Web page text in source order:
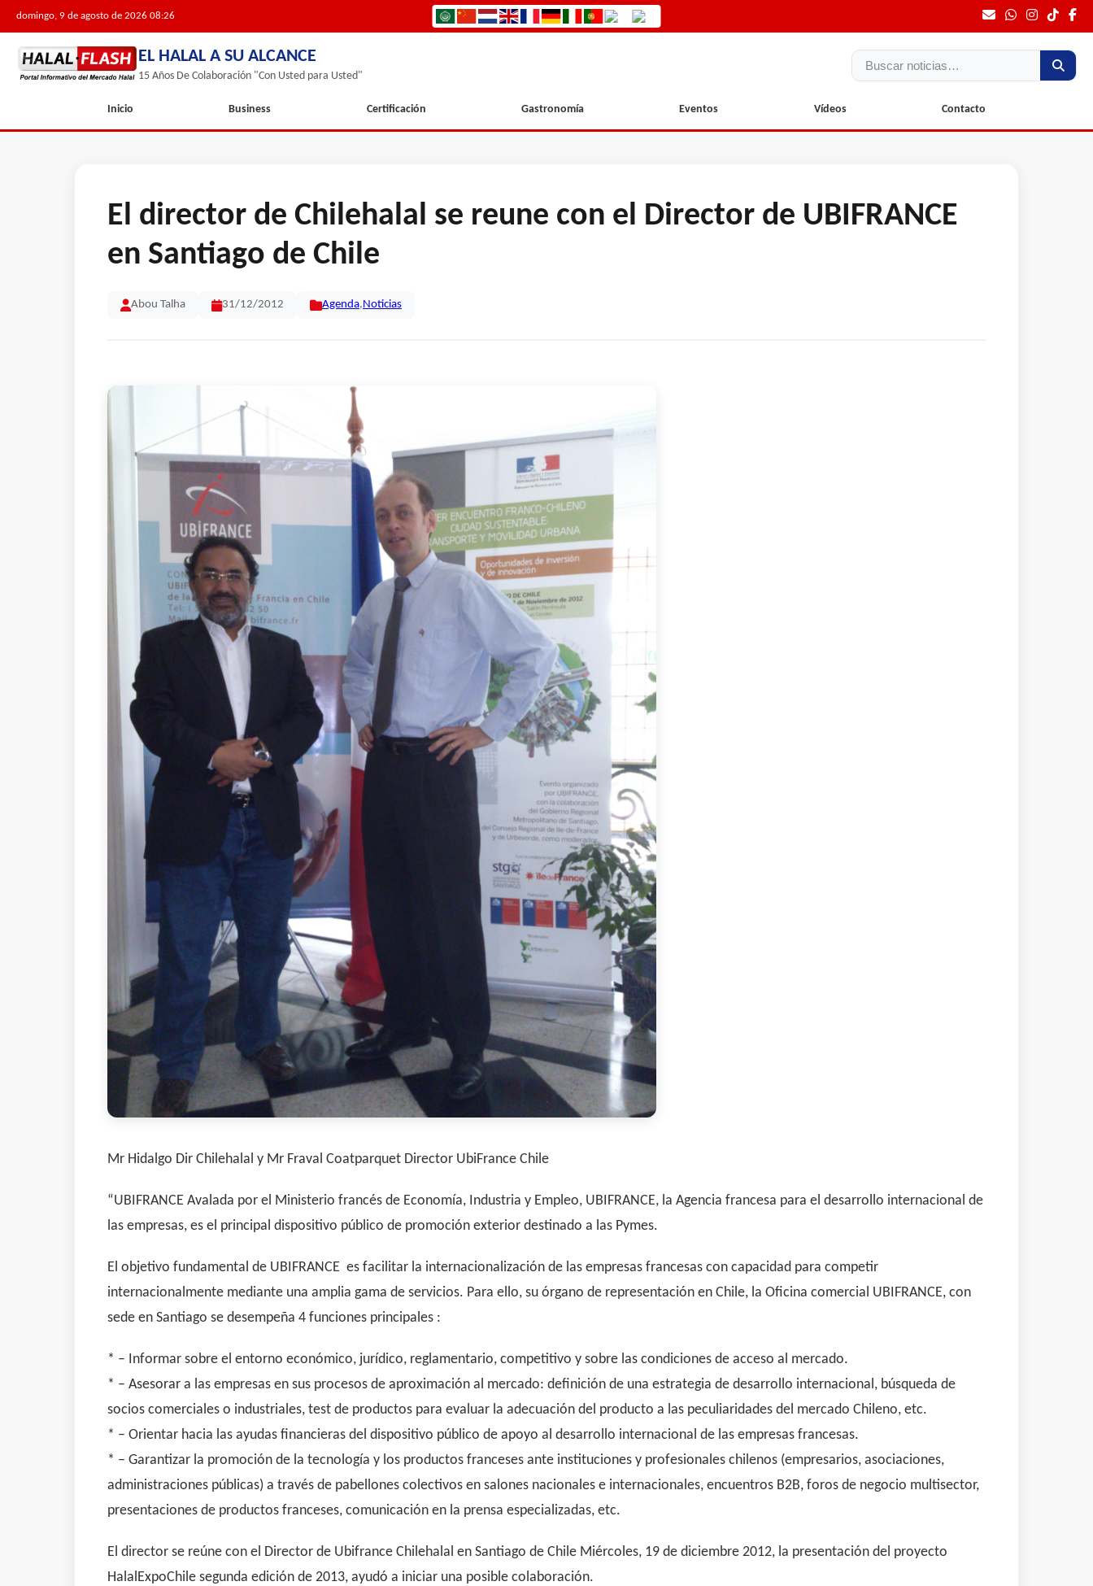
domingo, 9 de agosto de 2026 08:26
EL HALAL A SU ALCANCE
15 Años De Colaboración "Con Usted para Usted"
Buscar
Inicio Business Certificación Gastronomía Eventos Vídeos Contacto
El director de Chilehalal se reune con el Director de UBIFRANCE
en Santiago de Chile
Abou Talha 31/12/2012 Agenda,Noticias
Mr Hidalgo Dir Chilehalal y Mr Fraval Coatparquet Director UbiFrance Chile
“UBIFRANCE Avalada por el Ministerio francés de Economía, Industria y Empleo, UBIFRANCE, la Agencia francesa para el desarrollo internacional de
las empresas, es el principal dispositivo público de promoción exterior destinado a las Pymes.
El objetivo fundamental de UBIFRANCE es facilitar la internacionalización de las empresas francesas con capacidad para competir
internacionalmente mediante una amplia gama de servicios. Para ello, su órgano de representación en Chile, la Oficina comercial UBIFRANCE, con
sede en Santiago se desempeña 4 funciones principales :
* – Informar sobre el entorno económico, jurídico, reglamentario, competitivo y sobre las condiciones de acceso al mercado.
* – Asesorar a las empresas en sus procesos de aproximación al mercado: definición de una estrategia de desarrollo internacional, búsqueda de
socios comerciales o industriales, test de productos para evaluar la adecuación del producto a las peculiaridades del mercado Chileno, etc.
* – Orientar hacia las ayudas financieras del dispositivo público de apoyo al desarrollo internacional de las empresas francesas.
* – Garantizar la promoción de la tecnología y los productos franceses ante instituciones y profesionales chilenos (empresarios, asociaciones,
administraciones públicas) a través de pabellones colectivos en salones nacionales e internacionales, encuentros B2B, foros de negocio multisector,
presentaciones de productos franceses, comunicación en la prensa especializadas, etc.
El director se reúne con el Director de Ubifrance Chilehalal en Santiago de Chile Miércoles, 19 de diciembre 2012, la presentación del proyecto
HalalExpoChile segunda edición de 2013, ayudó a iniciar una posible colaboración.